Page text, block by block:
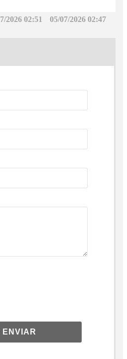
05/07/2026 02:47
2026 02:51
ENVIAR